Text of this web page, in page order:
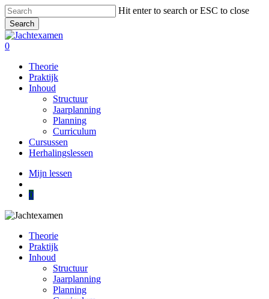
Skip
to
main
content
Hit enter to search or ESC to close
Search
Close
Search
account
0
Theorie
Praktijk
Inhoud
Structuur
Jaarplanning
Planning
Curriculum
Cursussen
Herhalingslessen
Mijn lessen
0
Theorie
Praktijk
Inhoud
Structuur
Jaarplanning
Planning